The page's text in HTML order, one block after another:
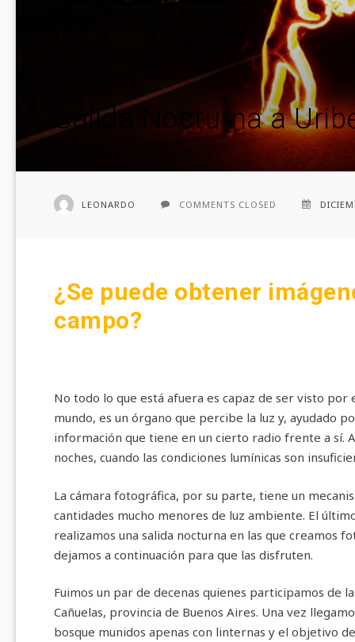
Salida Nocturna a
LEONARDO COMMENTS CLOSED
¿Se puede obtener
campo?
No todo lo que está afuera es capaz de ser visto por
mundo, es un órgano que percibe la luz y, ayudado
información que tiene en un cierto radio frente a sí.
noches, cuando las condiciones lumínicas son
La cámara fotográfica, por su parte, tiene un
cantidades mucho menores de luz ambiente. El
realizamos una salida nocturna en las que creamos
dejamos a continuación para que las disfruten.
Fuimos un par de decenas quienes participamos
Cañuelas, provincia de Buenos Aires. Una vez
bosque munidos apenas con linternas y el objetivo